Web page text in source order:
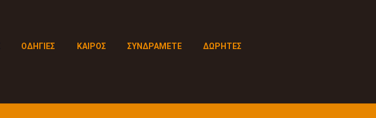
ΟΔΗΓΙΕΣ ΚΑΙΡΟΣ ΣΥΝΔΡΑΜΕΤΕ
ΔΩΡΗΤΕΣ